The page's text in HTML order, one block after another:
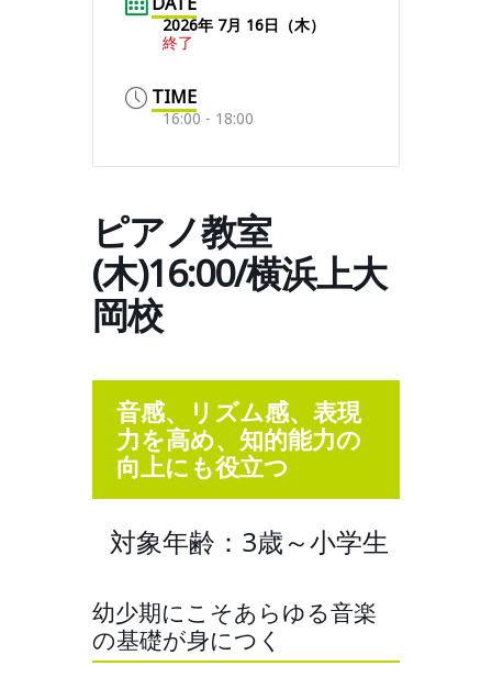
2026年 7月 16日（木）
終了
TIME
16:00 - 18:00
ピアノ教室
(木)16:00/横浜上大
岡校
音感、リズム感、表現
力を高め、知的能力の
向上にも役立つ
対象年齢：3歳～小学生
幼少期にこそあらゆる音楽
の基礎が身につく